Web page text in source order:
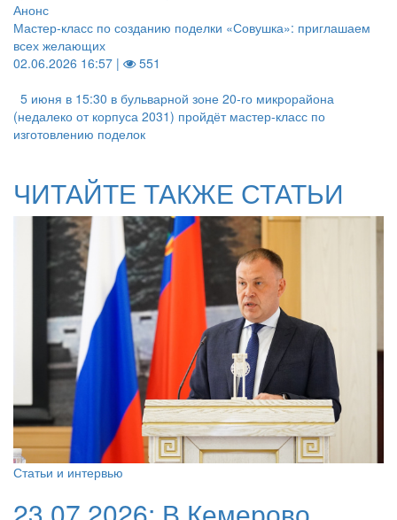
Анонс
Мастер‑класс по созданию поделки «Совушка»: приглашаем
всех желающих
02.06.2026 16:57 |
551
5 июня в 15:30 в бульварной зоне 20‑го микрорайона
(недалеко от корпуса 2031) пройдёт мастер‑класс по
изготовлению поделок
ЧИТАЙТЕ ТАКЖЕ СТАТЬИ
Статьи и интервью